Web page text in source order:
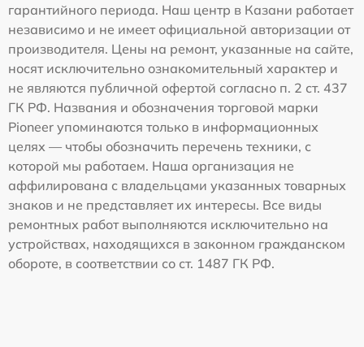
гарантийного периода. Наш центр в Казани работает
независимо и не имеет официальной авторизации от
производителя. Цены на ремонт, указанные на сайте,
носят исключительно ознакомительный характер и
не являются публичной офертой согласно п. 2 ст. 437
ГК РФ. Названия и обозначения торговой марки
Pioneer упоминаются только в информационных
целях — чтобы обозначить перечень техники, с
которой мы работаем. Наша организация не
аффилирована с владельцами указанных товарных
знаков и не представляет их интересы. Все виды
ремонтных работ выполняются исключительно на
устройствах, находящихся в законном гражданском
обороте, в соответствии со ст. 1487 ГК РФ.